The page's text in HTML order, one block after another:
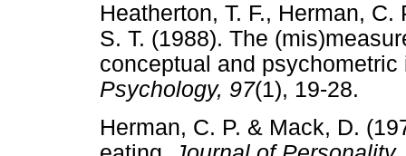
Heatherton, T. F., Herman,
S. T. (1988). The
conceptual and
Psychology, 97(1), 19-
Herman, C. P. & Mack, D.